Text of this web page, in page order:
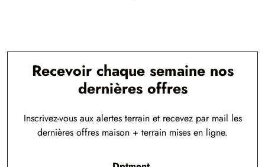
Recevoir chaque semaine nos
dernières offres
Inscrivez-vous aux alertes terrain et recevez par mail les
dernières offres maison + terrain mises en ligne.